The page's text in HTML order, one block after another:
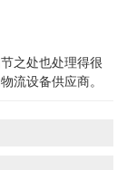
之处也处理得很
流设备供应商。